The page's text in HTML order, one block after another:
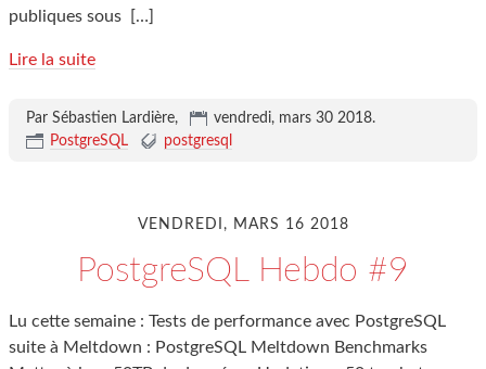
publiques sous
[…]
Lire la suite
Par Sébastien Lardière, vendredi, mars 30 2018.
PostgreSQL
postgresql
VENDREDI, MARS 16 2018
PostgreSQL Hebdo #9
Lu cette semaine : Tests de performance avec PostgreSQL
suite à Meltdown : PostgreSQL Meltdown Benchmarks